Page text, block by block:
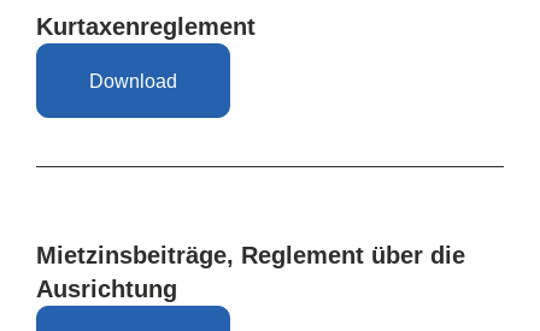
Kurtaxenreglement
Download
Mietzinsbeiträge, Reglement über die
Ausrichtung